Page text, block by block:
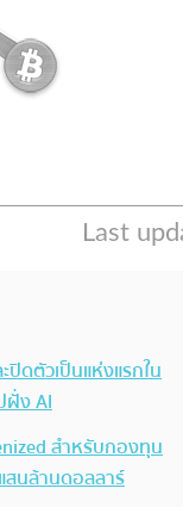
ปิดตัวเป็นแห่งแรกใน
ฝั่ง AI
สำหรับกองทุน
สนล้านดอลลาร์